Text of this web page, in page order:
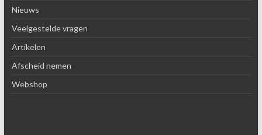
Nieuws
Veelgestelde vragen
Artikelen
Afscheid nemen
Webshop